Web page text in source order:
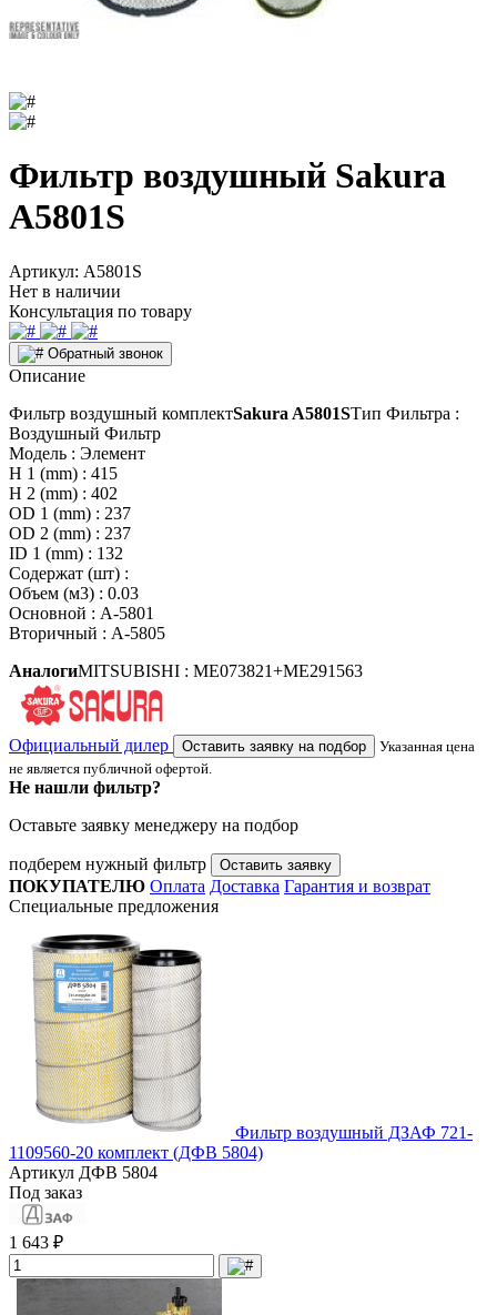
Фильтр воздушный Sakura
A5801S
Артикул: A5801S
Нет в наличии
Консультация по товару
Обратный звонок
Описание
Фильтр воздушный комплектSakura A5801SТип Фильтра :
Воздушный Фильтр
Модель : Элемент
H 1 (mm) : 415
H 2 (mm) : 402
OD 1 (mm) : 237
OD 2 (mm) : 237
ID 1 (mm) : 132
Содержат (шт) :
Объем (м3) : 0.03
Основной : A-5801
Вторичный : A-5805
АналогиMITSUBISHI : ME073821+ME291563
Официальный дилер Оставить заявку на подбор
Указанная цена
не является публичной офертой.
Не нашли фильтр?
Оставьте заявку менеджеру на подбор
подберем нужный фильтр Оставить заявку
ПОКУПАТЕЛЮ Оплата Доставка Гарантия и возврат
Специальные предложения
Фильтр воздушный ДЗАФ 721-
1109560-20 комплект (ДФВ 5804)
Артикул ДФВ 5804
Под заказ
1 643 ₽